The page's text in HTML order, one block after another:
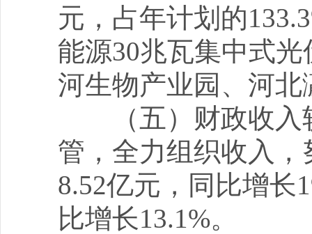
元，占年计划的
能源30兆瓦集中式
河生物产业园、河
（五）财政收入
管，全力组织收入
8.52亿元，同比增长
比增长13.1%。